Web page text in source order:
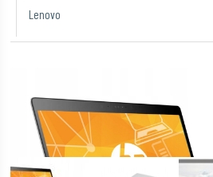
Lenovo